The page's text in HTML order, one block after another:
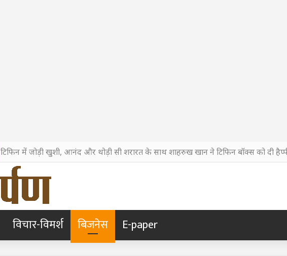
टिफिन में जोड़ी खुशी, आनंद और थोड़ी सी शरारत के साथ शाहरुख खान ने टिफिन बॉक्स को दी
विचार-विमर्श बिजनेस E-paper